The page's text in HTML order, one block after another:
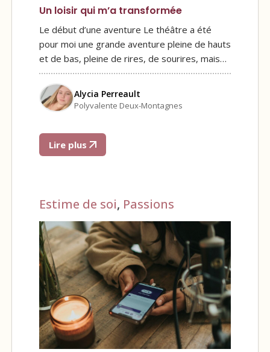
Un loisir qui m’a transformée
Le début d’une aventure Le théâtre a été
pour moi une grande aventure pleine de hauts
et de bas, pleine de rires, de sourires, mais…
Alycia Perreault
Polyvalente Deux-Montagnes
Lire plus
Estime de soi, Passions